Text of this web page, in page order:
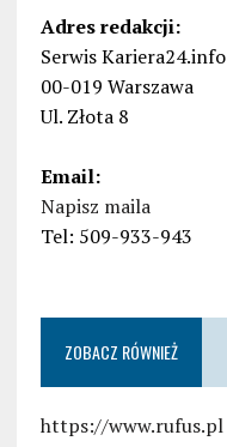
Adres redakcji:
Serwis Kariera24.info
00-019 Warszawa
Ul. Złota 8
Email:
Napisz maila
Tel: 509-933-943
ZOBACZ RÓWNIEŻ
https://www.rufus.pl